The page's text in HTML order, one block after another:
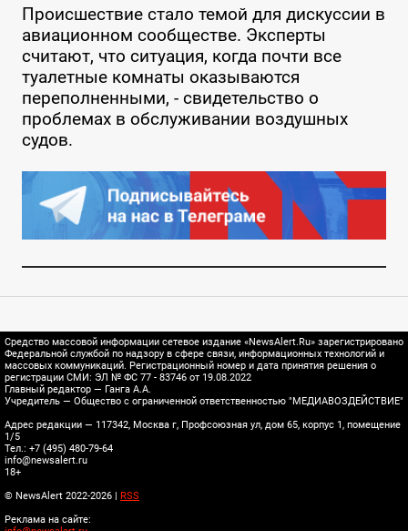
Происшествие стало темой для дискуссии в
авиационном сообществе. Эксперты
считают, что ситуация, когда почти все
туалетные комнаты оказываются
переполненными, - свидетельство о
проблемах в обслуживании воздушных
судов.
Средство массовой информации сетевое издание «NewsAlert.Ru» зарегистрировано
Федеральной службой по надзору в сфере связи, информационных технологий и
массовых коммуникаций. Регистрационный номер и дата принятия решения о
регистрации СМИ: ЭЛ № ФС 77 - 83746 от 19.08.2022
Главный редактор — Ганга А.А.
Учредитель — Общество с ограниченной ответственностью "МЕДИАВОЗДЕЙСТВИЕ"
Адрес редакции — 117342, Москва г, Профсоюзная ул, дом 65, корпус 1, помещение
1/5
Тел.: +7 (495) 480-79-64
info@newsalert.ru
18+
© NewsAlert 2022-2026 | RSS
Реклама на сайте: